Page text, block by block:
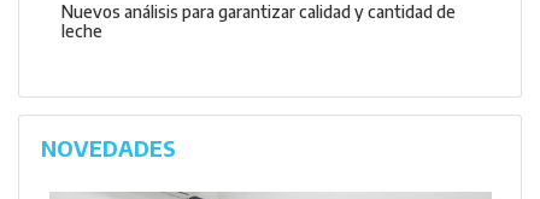
Nuevos análisis para garantizar calidad y cantidad de
leche
NOVEDADES